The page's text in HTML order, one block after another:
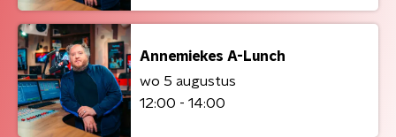
Annemiekes A-Lunch
wo 5 augustus
12:00 - 14:00